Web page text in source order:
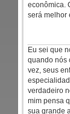
econômica.
será melhor
Eu sei que
quando nós
vez, seus
verdadeiro
mim pensa
sua grande